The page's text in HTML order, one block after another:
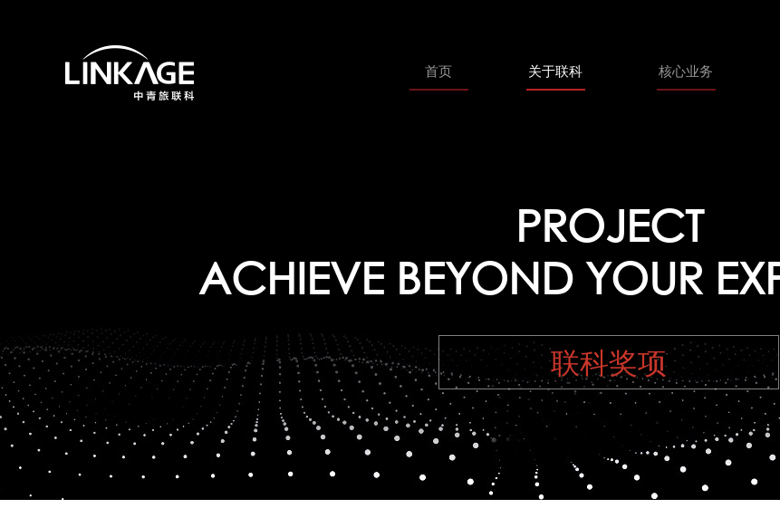
首页 关于联科 核心业务
PROJECT
ACHIEVE BEYOND YOUR
联科奖项